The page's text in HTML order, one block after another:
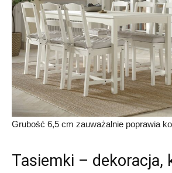
Grubość 6,5 cm zauważalnie poprawia
Tasiemki – dekoracja,